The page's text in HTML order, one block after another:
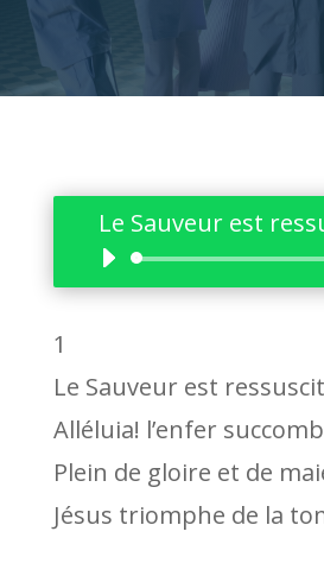
Le Sauveur est
Lecteur
audio
1
Le Sauveur est
Alléluia! l’enfer
Plein de gloire et de
Jésus triomphe de la